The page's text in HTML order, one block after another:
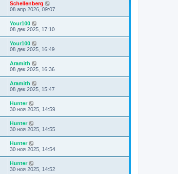
Schellenberg
08 апр 2026, 09:07
Your100
08 дек 2025, 17:10
Your100
08 дек 2025, 16:49
Aramith
08 дек 2025, 16:36
Aramith
08 дек 2025, 15:47
Hunter
30 ноя 2025, 14:59
Hunter
30 ноя 2025, 14:55
Hunter
30 ноя 2025, 14:54
Hunter
30 ноя 2025, 14:52